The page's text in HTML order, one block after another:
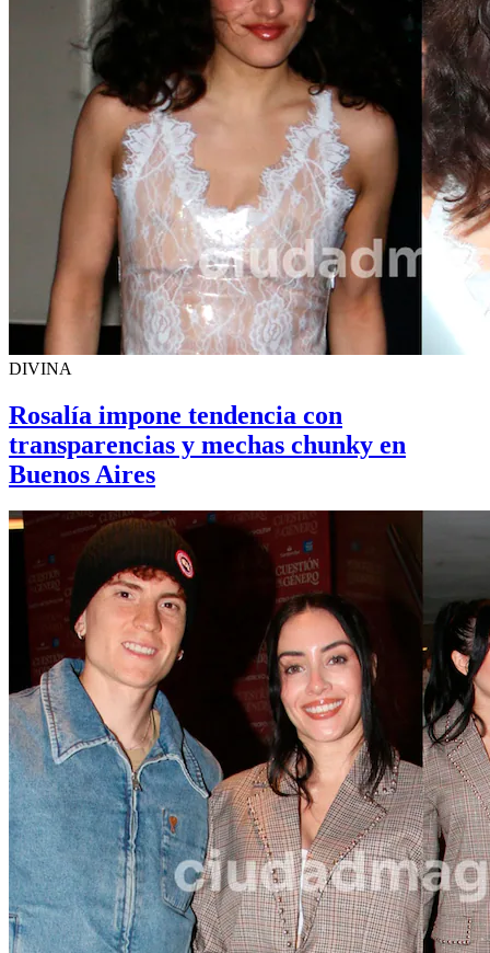
DIVINA
Rosalía impone tendencia con
transparencias y mechas chunky en
Buenos Aires